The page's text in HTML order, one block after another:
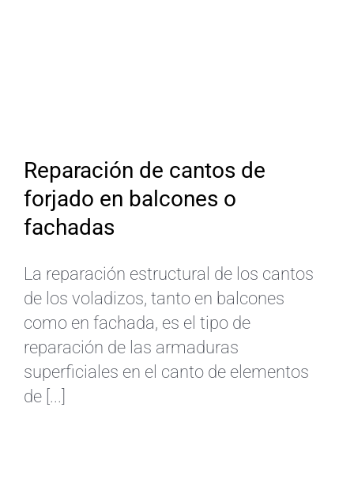
Reparación de cantos de
forjado en balcones o
fachadas
La reparación estructural de los cantos
de los voladizos, tanto en balcones
como en fachada, es el tipo de
reparación de las armaduras
superficiales en el canto de elementos
de [...]